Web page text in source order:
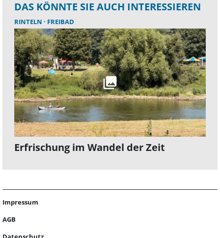
DAS KÖNNTE SIE AUCH INTERESSIEREN
RINTELN FREIBAD
Erfrischung im Wandel der Zeit
Impressum
AGB